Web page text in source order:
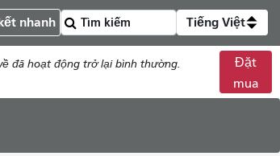
nhanh Tiếng Việt
đã hoạt động trở lại bình thường.
Đặt
mua